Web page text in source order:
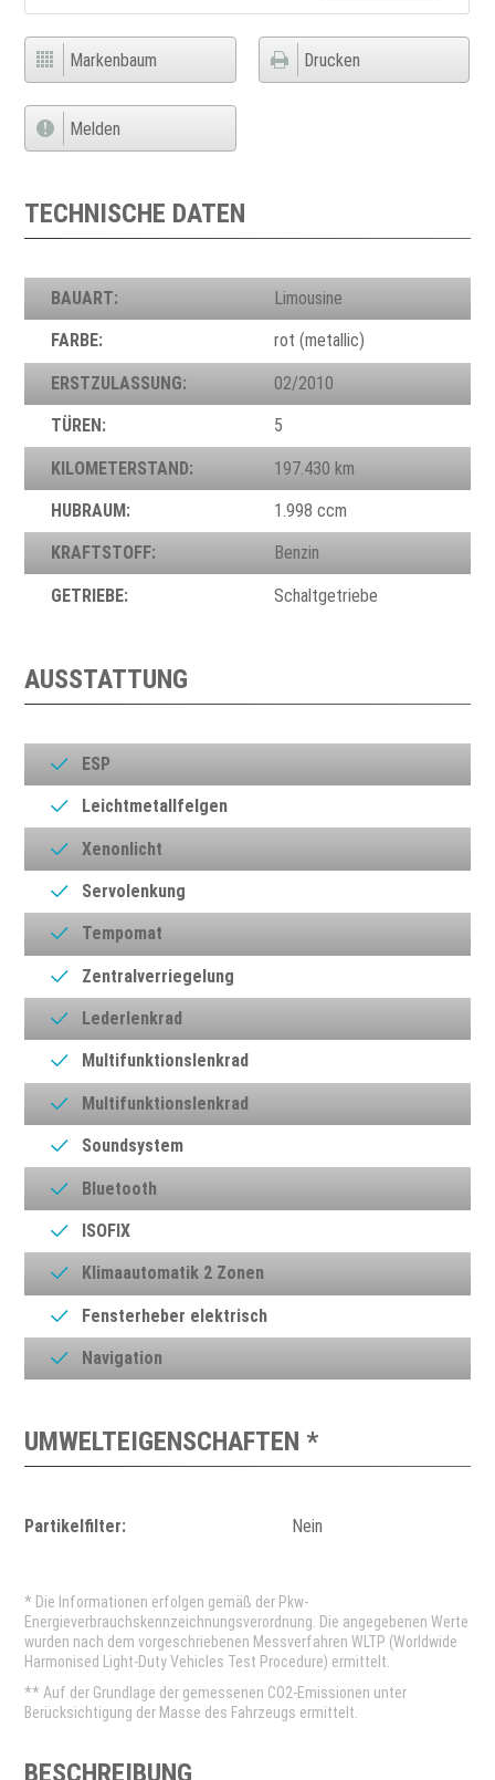
Markenbaum Drucken
Melden
TECHNISCHE DATEN
BAUART: Limousine
FARBE: rot (metallic)
ERSTZULASSUNG: 02/2010
TÜREN: 5
KILOMETERSTAND: 197.430 km
HUBRAUM: 1.998 ccm
KRAFTSTOFF: Benzin
GETRIEBE: Schaltgetriebe
AUSSTATTUNG
ESP
Leichtmetallfelgen
Xenonlicht
Servolenkung
Tempomat
Zentralverriegelung
Lederlenkrad
Multifunktionslenkrad
Multifunktionslenkrad
Soundsystem
Bluetooth
ISOFIX
Klimaautomatik 2 Zonen
Fensterheber elektrisch
Navigation
UMWELTEIGENSCHAFTEN *
Partikelfilter: Nein
* Die Informationen erfolgen gemäß der Pkw-
Energieverbrauchskennzeichnungsverordnung. Die angegebenen Werte
wurden nach dem vorgeschriebenen Messverfahren WLTP (Worldwide
Harmonised Light-Duty Vehicles Test Procedure) ermittelt.
** Auf der Grundlage der gemessenen CO2-Emissionen unter
Berücksichtigung der Masse des Fahrzeugs ermittelt.